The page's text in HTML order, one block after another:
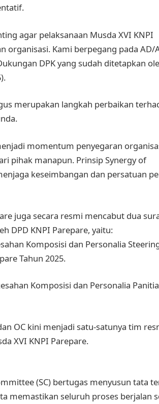
agar pelaksanaan Musda XVI KNPI
organisasi. Kami berpegang pada AD/
DPK yang sudah ditetapkan
merupakan langkah perbaikan
momentum penyegaran
pihak manapun. Prinsip Synergy of
keseimbangan dan persatuan
juga secara resmi mencabut dua
DPD KNPI Parepare, yaitu:
Komposisi dan Personalia
Tahun 2025.
Komposisi dan Personalia Panitia
OC kini menjadi satu-satunya tim
XVI KNPI Parepare.
(SC) bertugas menyusun tata
memastikan seluruh proses berjalan